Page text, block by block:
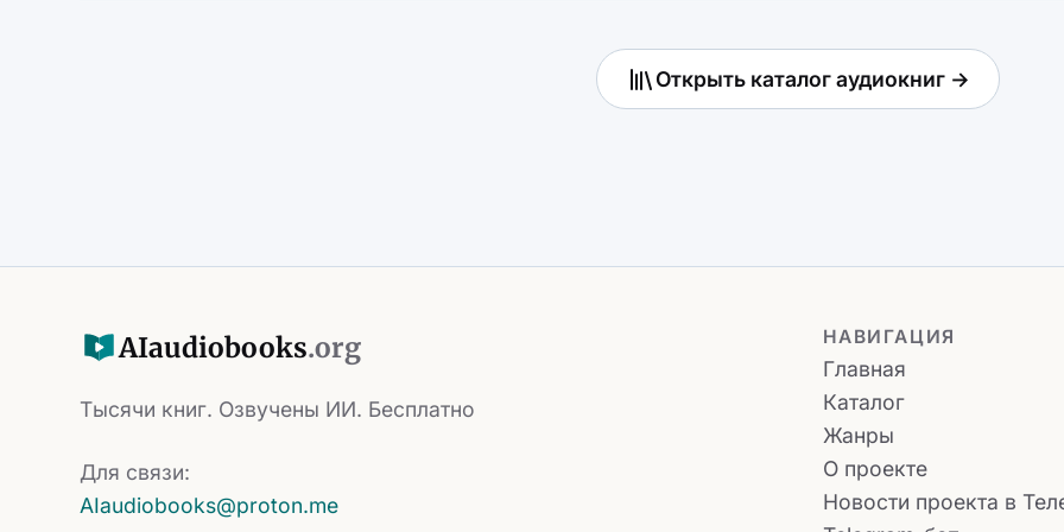
Открыть каталог аудиокниг →
AIaudiobooks.org
Тысячи книг. Озвучены ИИ. Бесплатно
Для связи:
AIaudiobooks@proton.me
НАВИГАЦИЯ
Главная
Каталог
Жанры
О проекте
Новости проекта в